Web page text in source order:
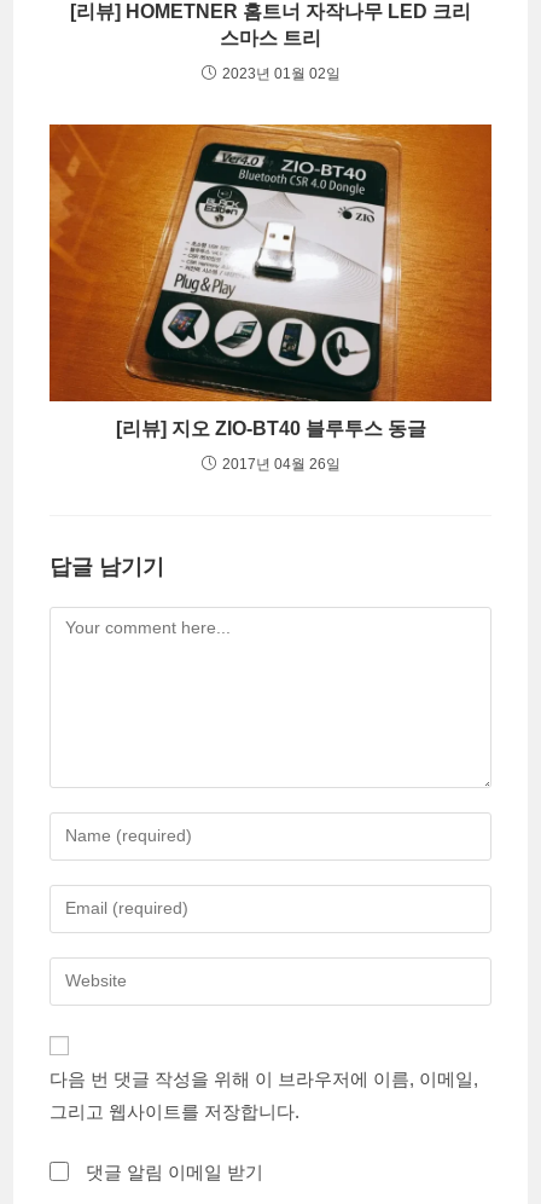
[리뷰] HOMETNER 홈트너 자작나무 LED 크리
스마스 트리
2023년 01월 02일
[리뷰] 지오 ZIO-BT40 블루투스 동글
2017년 04월 26일
답글 남기기
Comment
Enter
your
name
comment
Enter
your
email
address
Enter
your
URL
(optional)
다음 번 댓글 작성을 위해 이 브라우저에 이름, 이메일,
그리고 웹사이트를 저장합니다.
댓글 알림 이메일 받기